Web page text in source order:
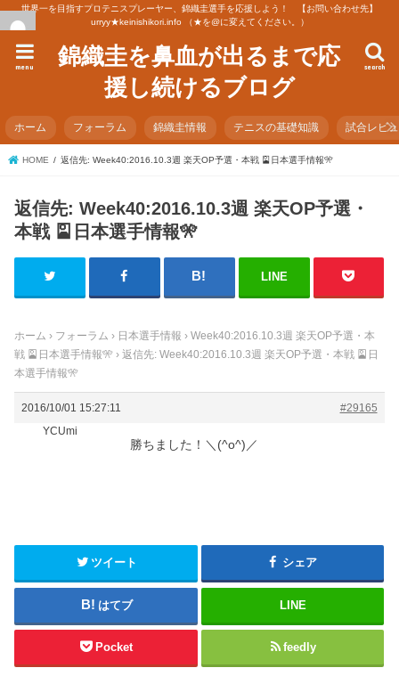
世界一を目指すプロテニスプレーヤー、錦織圭選手を応援しよう！ 【お問い合わせ先】
urryy★keinishikori.info （★を@に変えてください。）
錦織圭を鼻血が出るまで応
援し続けるブログ
search
menu
ホーム フォーラム 錦織圭情報 テニスの基礎知識 試合レビ
HOME 返信先: Week40:2016.10.3週 楽天OP予選・本戦 🎴日本選手情報🎌
返信先: Week40:2016.10.3週 楽天OP予選・
本戦 🎴日本選手情報🎌
LINE
ホーム › フォーラム › 日本選手情報 › Week40:2016.10.3週 楽天OP予選・本
戦 🎴日本選手情報🎌 › 返信先: Week40:2016.10.3週 楽天OP予選・本戦 🎴日
本選手情報🎌
2016/10/01 15:27:11
#29165
YCUmi
勝ちました！＼(^o^)／
ツイート シェア
はてブ LINE
Pocket feedly